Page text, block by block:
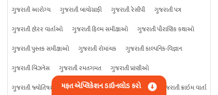
ગુજરાતી આરોગ્ય
ગુજરાતી બાયોગ્રાફી ગુજરાતી રેસીપી
ગુજરાતી પત્ર
ગુજરાતી હૉરર વાર્તાઓ
ગુજરાતી ફિલ્મ સમીક્ષાઓ
ગુજરાતી પૌરાણિક કથાઓ
ગુજરાતી પુસ્તક સમીક્ષાઓ
ગુજરાતી રોમાંચક
ગુજરાતી કાલ્પનિક-વિજ્ઞાન
ગુજરાતી બિઝનેસ
ગુજરાતી રમતગમત
ગુજરાતી પ્રાણીઓ
ગુજરાતી જ્યોતિષશાસ્ત્ર
ગુજરાતી વિજ્ઞાન ગુજરાતી કંઈપણ ગુજરાતી ક્રાઇમ વાર્તા
મફત એપ્લિકેશન ડાઉનલોડ કરો